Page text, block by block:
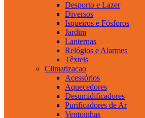
Desporto e Lazer
Diversos
Isqueiros e Fósforos
Jardim
Lanternas
Relógios e Alarmes
Têxteis
Climatizacao
Acessórios
Aquecedores
Desumidificadores
Purificadores de Ar
Ventoinhas